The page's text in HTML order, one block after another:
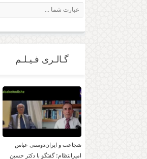
گـالـری فـیـلـم
شجاعت و ایران‌دوستی عباس
امیرانتظام؛ گفتگو با دکتر حسین